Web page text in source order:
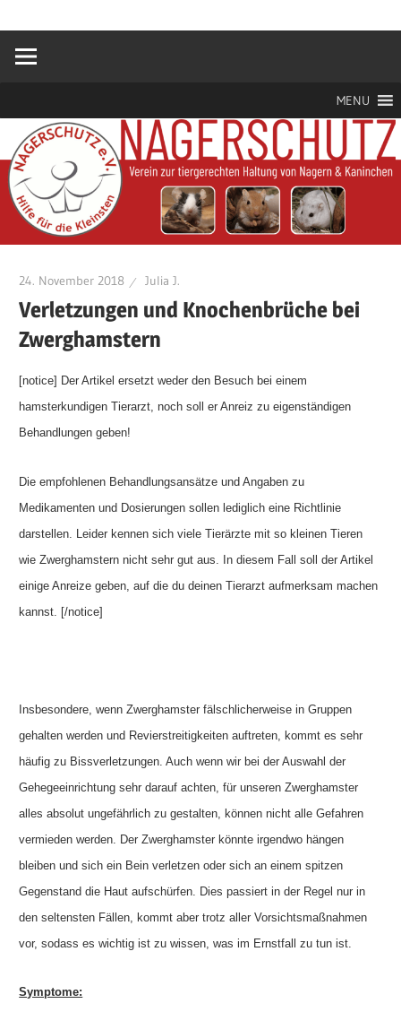
springen
Nagerschutz
für
MENU
24. November 2018 Julia J.
Verletzungen und Knochenbrüche bei
Zwerghamstern
[notice] Der Artikel ersetzt weder den Besuch bei einem
hamsterkundigen Tierarzt, noch soll er Anreiz zu eigenständigen
Behandlungen geben!
Die empfohlenen Behandlungsansätze und Angaben zu
Medikamenten und Dosierungen sollen lediglich eine Richtlinie
darstellen. Leider kennen sich viele Tierärzte mit so kleinen Tieren
wie Zwerghamstern nicht sehr gut aus. In diesem Fall soll der Artikel
einige Anreize geben, auf die du deinen Tierarzt aufmerksam machen
kannst. [/notice]
Insbesondere, wenn Zwerghamster fälschlicherweise in Gruppen
gehalten werden und Revierstreitigkeiten auftreten, kommt es sehr
häufig zu Bissverletzungen. Auch wenn wir bei der Auswahl der
Gehegeeinrichtung sehr darauf achten, für unseren Zwerghamster
alles absolut ungefährlich zu gestalten, können nicht alle Gefahren
vermieden werden. Der Zwerghamster könnte irgendwo hängen
bleiben und sich ein Bein verletzen oder sich an einem spitzen
Gegenstand die Haut aufschürfen. Dies passiert in der Regel nur in
den seltensten Fällen, kommt aber trotz aller Vorsichtsmaßnahmen
vor, sodass es wichtig ist zu wissen, was im Ernstfall zu tun ist.
Symptome: